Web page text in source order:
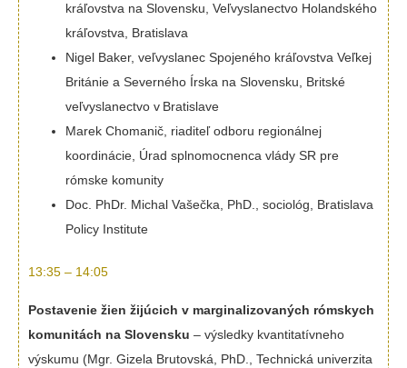
kráľovstva na Slovensku, Veľvyslanectvo Holandského
kráľovstva, Bratislava
Nigel Baker, veľvyslanec Spojeného kráľovstva Veľkej
Británie a Severného Írska na Slovensku, Britské
veľvyslanectvo v Bratislave
Marek Chomanič, riaditeľ odboru regionálnej
koordinácie, Úrad splnomocnenca vlády SR pre
rómske komunity
Doc. PhDr. Michal Vašečka, PhD., sociológ, Bratislava
Policy Institute
13:35 – 14:05
Postavenie žien žijúcich v marginalizovaných rómskych
komunitách na Slovensku – výsledky kvantitatívneho
výskumu (Mgr. Gizela Brutovská, PhD., Technická univerzita